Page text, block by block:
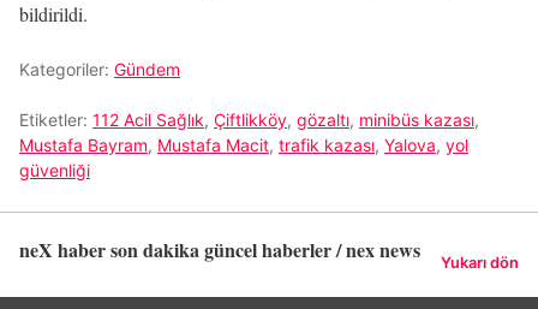
bildirildi.
Kategoriler: Gündem
Etiketler: 112 Acil Sağlık, Çiftlikköy, gözaltı, minibüs kazası,
Mustafa Bayram, Mustafa Macit, trafik kazası, Yalova, yol
güvenliği
neX haber son dakika güncel haberler / nex news Yukarı dön